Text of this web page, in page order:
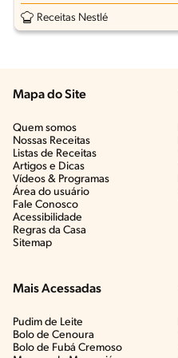
Receitas Nestlé
Mapa do Site
Quem somos
Nossas Receitas
Listas de Receitas​
Artigos e Dicas​
Vídeos & Programas​
Área do usuário
Fale Conosco
Acessibilidade
Regras da Casa
Sitemap
Mais Acessadas
Pudim de Leite
Bolo de Cenoura
Bolo de Fubá Cremoso